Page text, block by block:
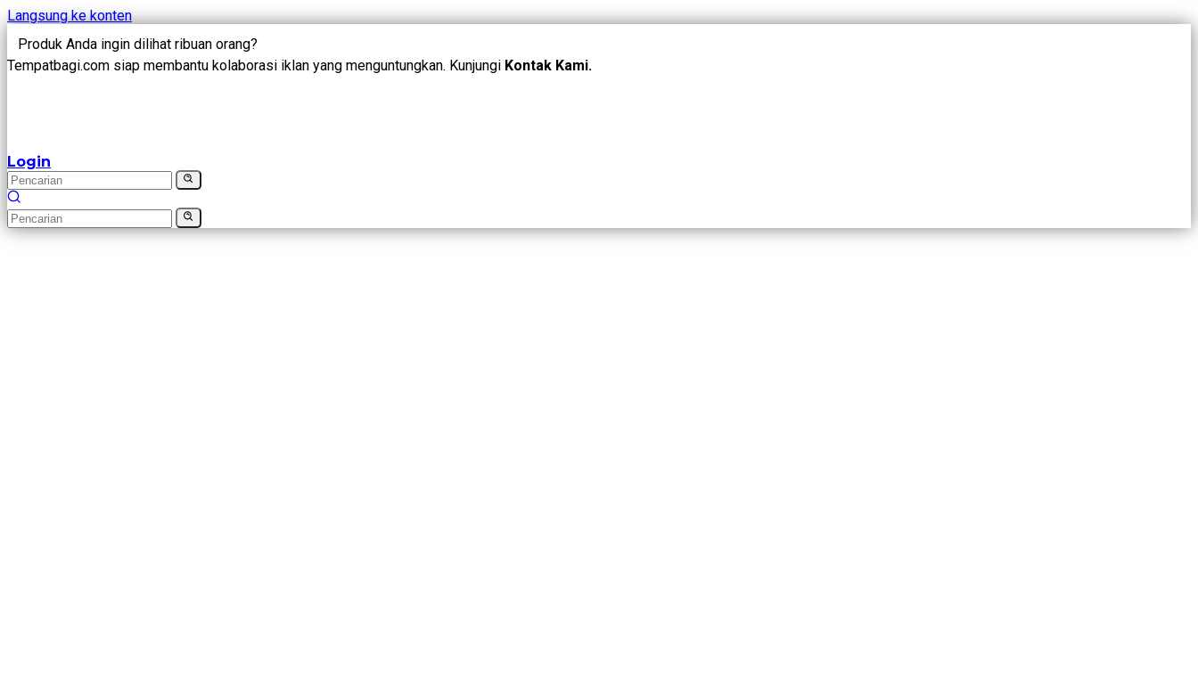
Langsung ke konten
Produk Anda ingin dilihat ribuan orang?
Tempatbagi.com siap membantu kolaborasi iklan yang menguntungkan. Kunjungi Kontak Kami.
Login